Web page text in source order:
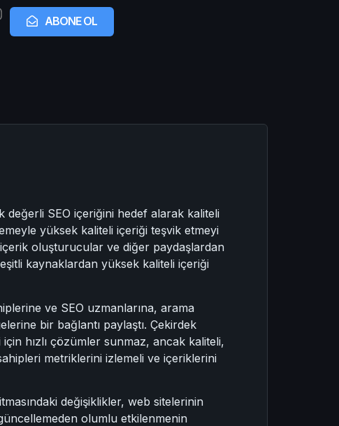
ABONE OL
değerli SEO içeriğini hedef alarak kaliteli
yüksek kaliteli içeriği teşvik etmeyi
oluşturucular ve diğer paydaşlardan
kaynaklardan yüksek kaliteli içeriği
ve SEO uzmanlarına, arama
bir bağlantı paylaştı. Çekirdek
hızlı çözümler sunmaz, ancak kaliteli,
metriklerini izlemeli ve içeriklerini
değişiklikler, web sitelerinin
olumlu etkilenmenin